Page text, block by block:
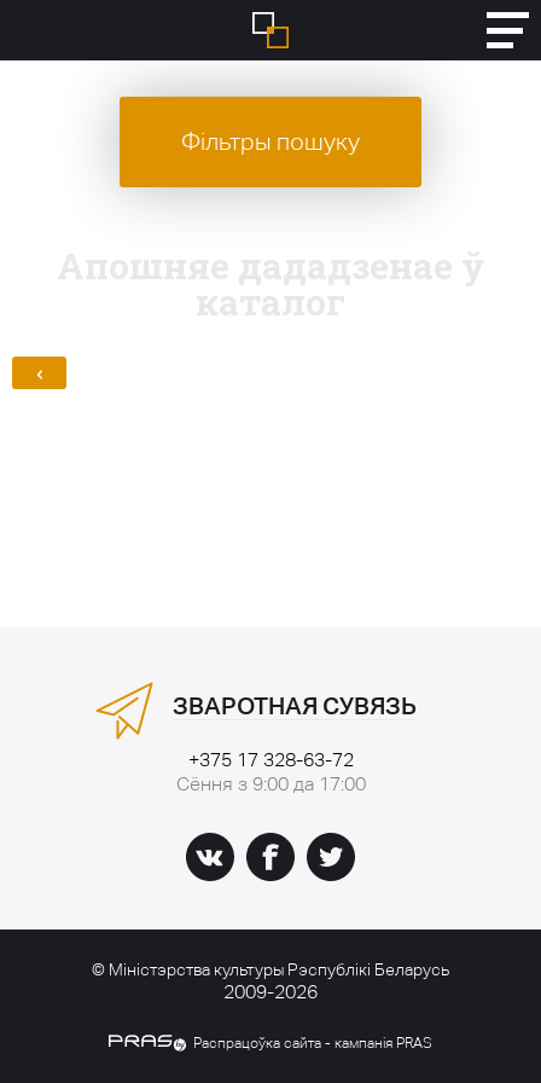
Фільтры пошуку
ЗВАРОТНАЯ СУВЯЗЬ
+375 17 328-63-72
Сёння з 9:00 да 17:00
© Міністэрства культуры Рэспублікі Беларусь
2009-2026
Распрацоўка сайта - кампанія PRAS